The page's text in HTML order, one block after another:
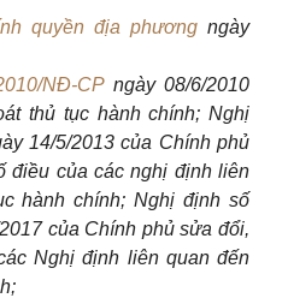
quyền địa phương ngày
NĐ-CPngày 08/6/2010
thủ tục hành chính; Nghị
14/5/2013 của Chính phủ
điều của các nghị định liên
hành chính; Nghị định số
của Chính phủ sửa đổi,
Nghị định liên quan đến